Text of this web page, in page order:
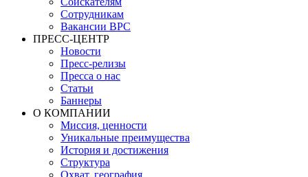
Сотрудникам
Вакансии BPC
ПРЕСС-ЦЕНТР
Новости
Пресс-релизы
Пресса о нас
Статьи
Баннеры
О КОМПАНИИ
Миссия, ценности
Уникальные преимущества
История и достижения
Структура
Охват, география